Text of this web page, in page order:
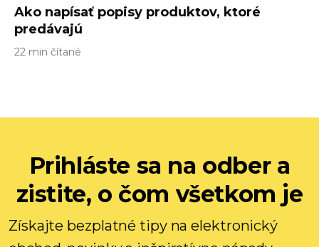
Ako napísať popisy produktov, ktoré
predávajú
22 min čítané
Prihláste sa na odber a
zistite, o čom všetkom je
Získajte bezplatné tipy na elektronický